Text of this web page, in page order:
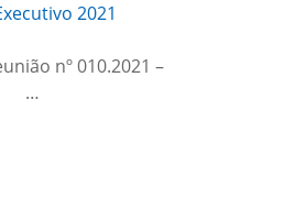
2021
nº 010.2021 –
…